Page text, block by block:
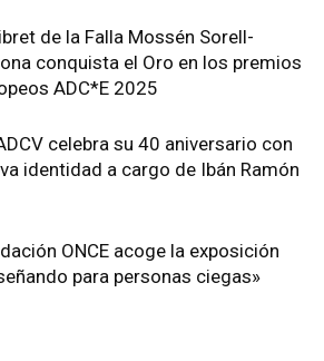
de la Falla Mossén Sorell-
conquista el Oro en los premios
ADC*E 2025
celebra su 40 aniversario con
identidad a cargo de Ibán Ramón
ONCE acoge la exposición
para personas ciegas»